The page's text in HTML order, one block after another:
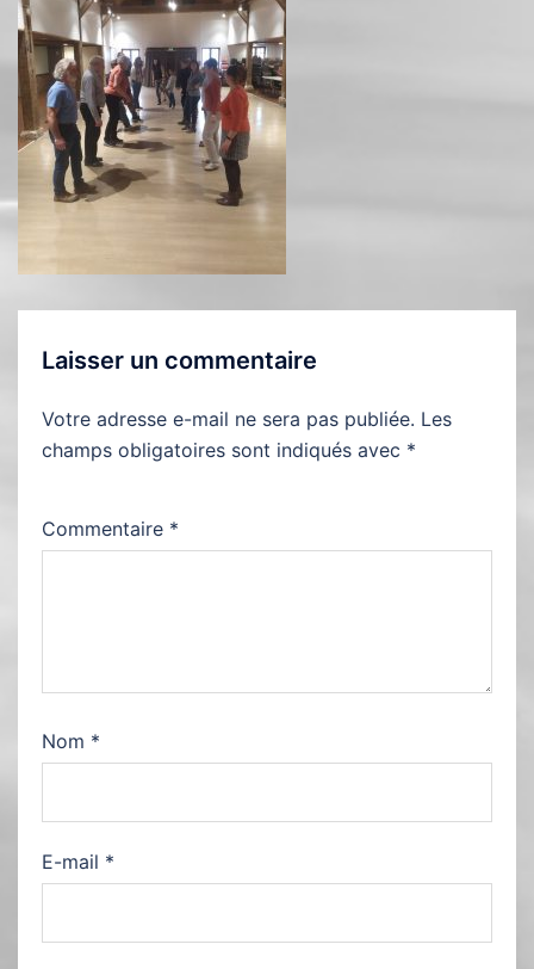
Laisser un commentaire
Votre adresse e-mail ne sera pas publiée. Les
champs obligatoires sont indiqués avec *
Commentaire *
Nom *
E-mail *